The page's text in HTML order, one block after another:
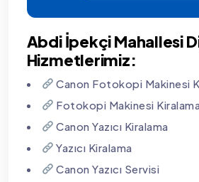
Abdi İpekçi Mahallesi
Hizmetlerimiz:
Canon Fotokopi Makinesi
Fotokopi Makinesi
Canon Yazıcı Kiralama
Yazıcı Kiralama
Canon Yazıcı Servisi